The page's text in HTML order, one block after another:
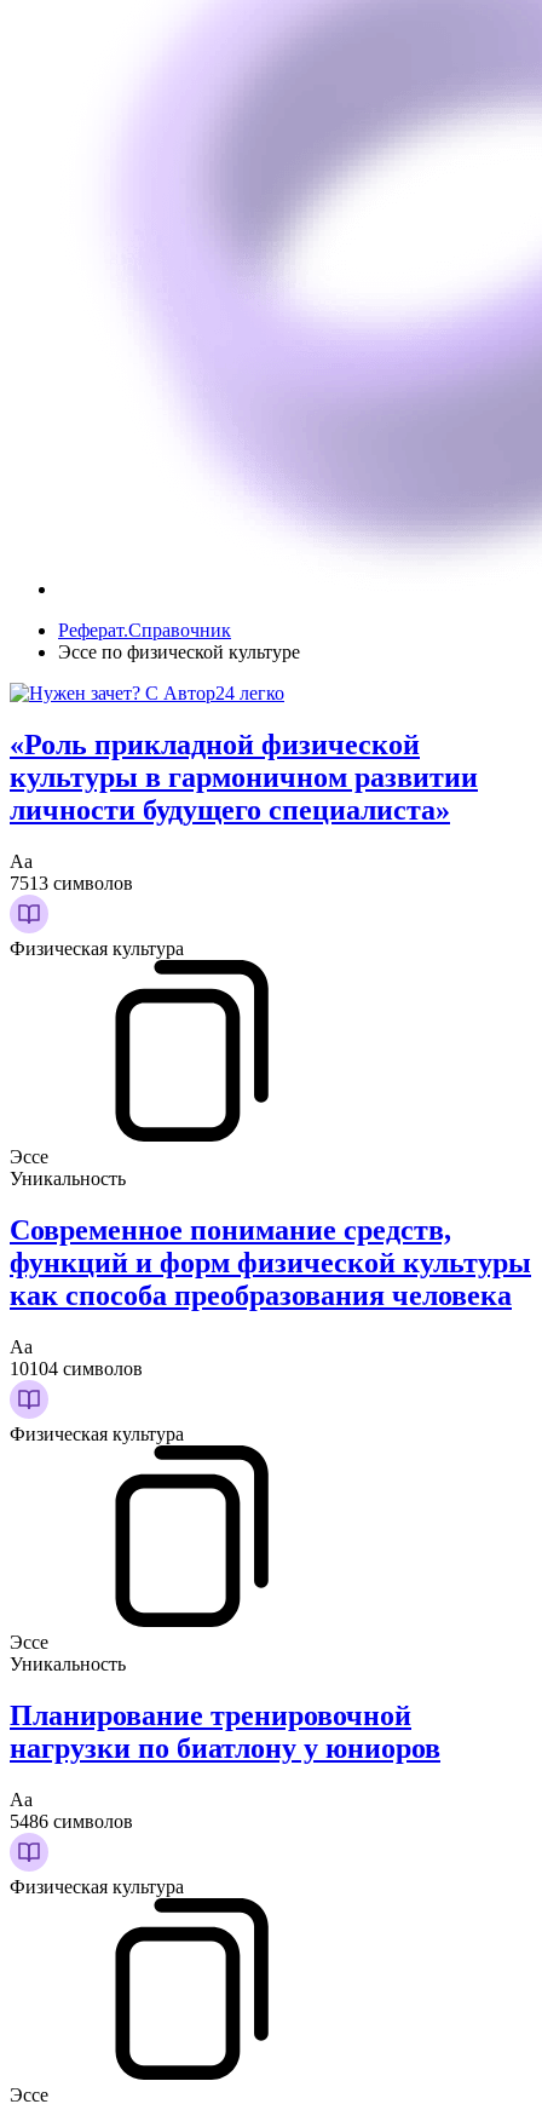
Реферат.Справочник
Эссе по физической культуре
«Роль прикладной физической
культуры в гармоничном развитии
личности будущего специалиста»
Аа
7513 символов
Физическая культура
Эссе
Уникальность
Современное понимание средств,
функций и форм физической культуры
как способа преобразования человека
Аа
10104 символов
Физическая культура
Эссе
Уникальность
Планирование тренировочной
нагрузки по биатлону у юниоров
Аа
5486 символов
Физическая культура
Эссе